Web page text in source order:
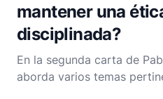
mantener una
disciplinada?
En la segunda carta de
aborda varios temas